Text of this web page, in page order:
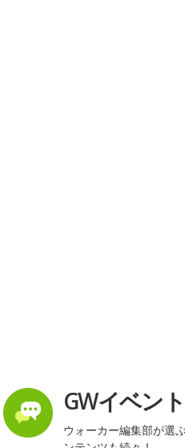
GWイベン
ウォーカー編集部が選